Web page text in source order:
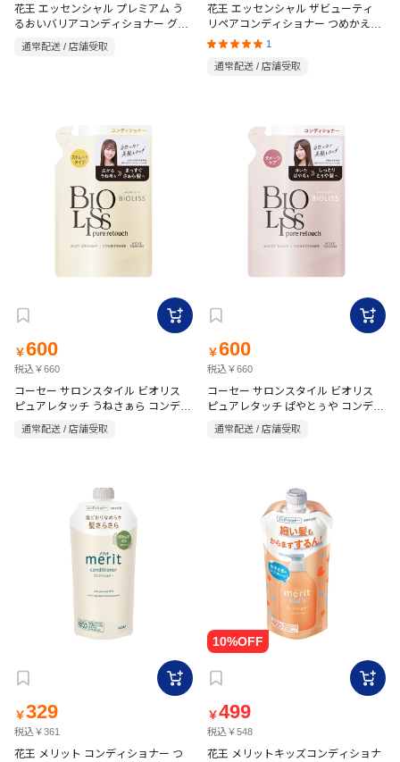
花王 エッセンシャル プレミアム う
るおいバリアコンディショナー グロ
ウ＆モイスト ポンプ つめかえ用
340mL ときめく ホワイトピーチ＆ム
通常配送 / 店舗受取
花王 エッセンシャル ザビューティ
リペアコンディショナー つめかえ用
大 700ml フローラルリュクスの香り
1
通常配送 / 店舗受取
￥600
税込￥660
コーセー サロンスタイル ビオリス
ピュアレタッチ うねさぁら コンディ
ショナー 詰替用 340ml
通常配送 / 店舗受取
￥600
税込￥660
コーセー サロンスタイル ビオリス
ピュアレタッチ ぱやとぅや コンディ
ショナー 詰替用 340ml
通常配送 / 店舗受取
￥329
税込￥361
花王 メリット コンディショナー つ
￥499
税込￥548
花王 メリットキッズコンディショナ